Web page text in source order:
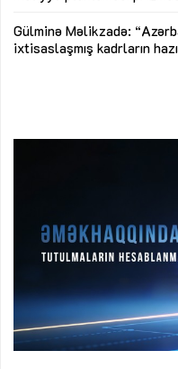
Gülminə Məlikzadə:
ixtisaslaşmış kadrların